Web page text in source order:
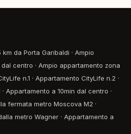
km da Porta Garibaldi · Ampio
centro · Ampio appartamento zona
n.1 · Appartamento CityLife n.2 ·
· Appartamento a 10min dal centro ·
fermata metro Moscova M2 ·
metro Wagner · Appartamento a